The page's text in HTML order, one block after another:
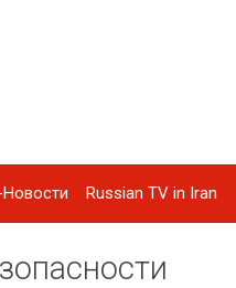
Russian TV in Iran